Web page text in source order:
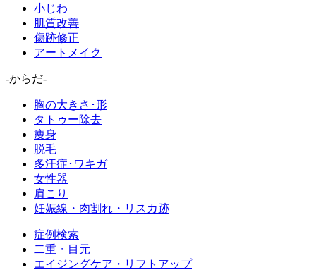
小じわ
肌質改善
傷跡修正
アートメイク
-からだ-
胸の大きさ･形
タトゥー除去
痩身
脱毛
多汗症･ワキガ
女性器
肩こり
妊娠線・肉割れ・リスカ跡
症例検索
二重・目元
エイジングケア・リフトアップ